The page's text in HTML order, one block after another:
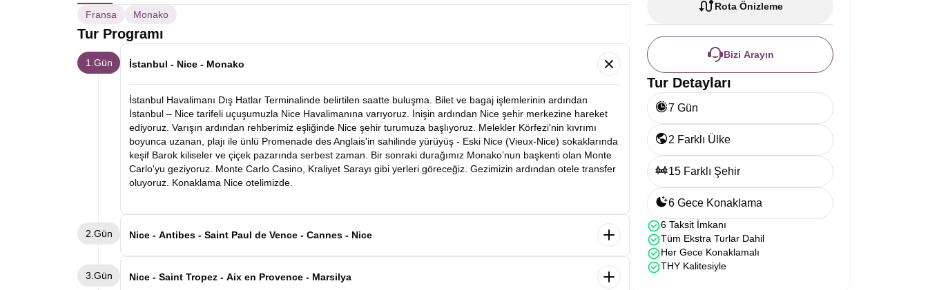
Fransa Monako
Tur Programı
1.Gün İstanbul - Nice - Monako
İstanbul Havalimanı Dış Hatlar Terminalinde belirtilen saatte buluşma. Bilet ve bagaj işlemlerinin ardından
İstanbul – Nice tarifeli uçuşumuzla Nice Havalimanına varıyoruz. İnişin ardından Nice şehir merkezine hareket
ediyoruz. Varışın ardından rehberimiz eşliğinde Nice şehir turumuza başlıyoruz. Melekler Körfezi'nin kıvrımı
boyunca uzanan, plajı ile ünlü Promenade des Anglais'in sahilinde yürüyüş - Eski Nice (Vieux-Nice) sokaklarında
keşif Barok kiliseler ve çiçek pazarında serbest zaman. Bir sonraki durağımız Monako’nun başkenti olan Monte
Carlo'yu geziyoruz. Monte Carlo Casino, Kraliyet Sarayı gibi yerleri göreceğiz. Gezimizin ardından otele transfer
oluyoruz. Konaklama Nice otelimizde.
2.Gün Nice - Antibes - Saint Paul de Vence - Cannes - Nice
caddeleri ve dünyaca ünlü film festivaliyle tanınır. Akdeniz’in zarafetini, sanatın ışıltısını ve Fransız lüksünü bir
3.Gün Nice - Saint Tropez - Aix en Provence - Marsilya
Rota Önizleme
Bizi Arayın
Tur Detayları
7 Gün
2 Farklı Ülke
15 Farklı Şehir
6 Gece Konaklama
6 Taksit İmkanı
Tüm Ekstra Turlar Dahil
Her Gece Konaklamalı
THY Kalitesiyle